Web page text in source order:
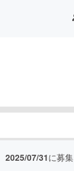
2025/07/31に募